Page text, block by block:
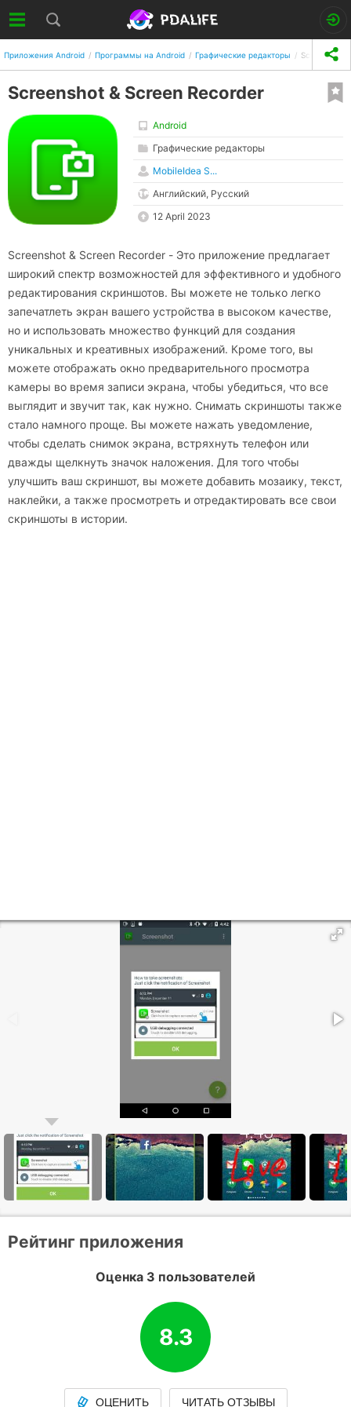
Приложения Android Программы на Android Графические редакторы Screenshot
Screenshot & Screen Recorder
Android
Графические редакторы
MobileIdea S...
Английский, Русский
12 April 2023
Screenshot & Screen Recorder - Это приложение предлагает
широкий спектр возможностей для эффективного и удобного
редактирования скриншотов. Вы можете не только легко
запечатлеть экран вашего устройства в высоком качестве,
но и использовать множество функций для создания
уникальных и креативных изображений. Кроме того, вы
можете отображать окно предварительного просмотра
камеры во время записи экрана, чтобы убедиться, что все
выглядит и звучит так, как нужно. Снимать скриншоты также
стало намного проще. Вы можете нажать уведомление,
чтобы сделать снимок экрана, встряхнуть телефон или
дважды щелкнуть значок наложения. Для того чтобы
улучшить ваш скриншот, вы можете добавить мозаику, текст,
наклейки, а также просмотреть и отредактировать все свои
скриншоты в истории.
Рейтинг приложения
Оценка 3 пользователей
8.3
ОЦЕНИТЬ ЧИТАТЬ ОТЗЫВЫ